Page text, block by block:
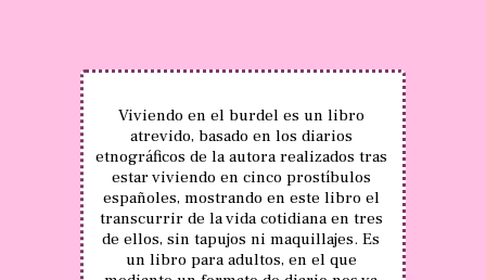
Viviendo en el burdel es un libro
atrevido, basado en los diarios
etnográficos de la autora realizados tras
estar viviendo en cinco prostíbulos
españoles, mostrando en este libro el
transcurrir de la vida cotidiana en tres
de ellos, sin tapujos ni maquillajes. Es
un libro para adultos, en el que